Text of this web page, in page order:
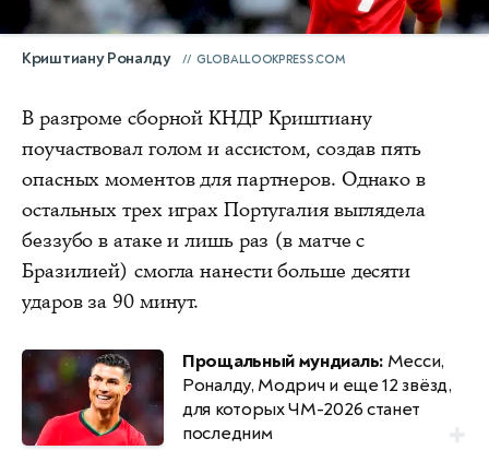
Криштиану Роналду GLOBALLOOKPRESS.COM
В разгроме сборной КНДР Криштиану
поучаствовал голом и ассистом, создав пять
опасных моментов для партнеров. Однако в
остальных трех играх Португалия выглядела
беззубо в атаке и лишь раз (в матче с
Бразилией) смогла нанести больше десяти
ударов за 90 минут.
Прощальный мундиаль: Месси,
Роналду, Модрич и еще 12 звёзд,
для которых ЧМ-2026 станет
последним